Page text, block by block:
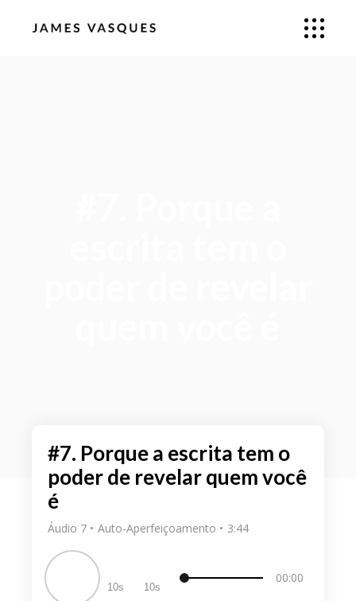
#7. Porque a escrita tem o
poder de revelar quem você
é
Áudio 7 Auto-Aperfeiçoamento 3:44
10 10
00:00